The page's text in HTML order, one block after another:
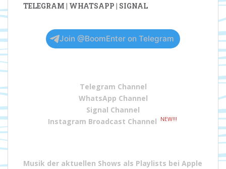
TELEGRAM | WHATSAPP | SIGNAL
Join @BoomEnter on Telegram
Telegram Channel
WhatsApp Channel
Signal Channel
Instagram Broadcast Channel
NEW!!!
Musik der aktuellen Shows als Playlists bei Apple